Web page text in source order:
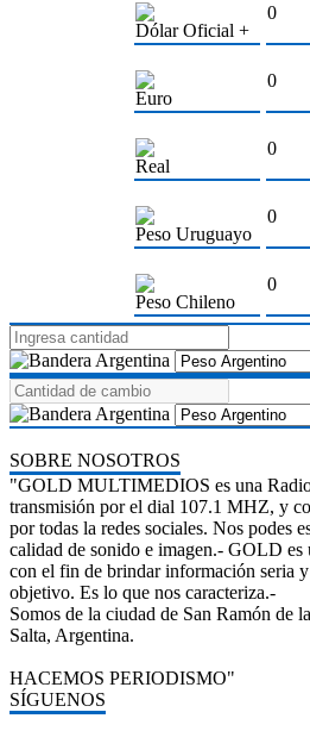
Dólar Oficial +
0
Euro
0
Real
0
Peso Uruguayo
0
Peso Chileno
0
SOBRE NOSOTROS
"GOLD MULTIMEDIOS es una
transmisión por el dial 107.1 MHZ, y
por todas la redes sociales. Nos podes
calidad de sonido e imagen.- GOLD es
con el fin de brindar información seria
objetivo. Es lo que nos caracteriza.-
Somos de la ciudad de San Ramón de
Salta, Argentina.
HACEMOS PERIODISMO"
SÍGUENOS